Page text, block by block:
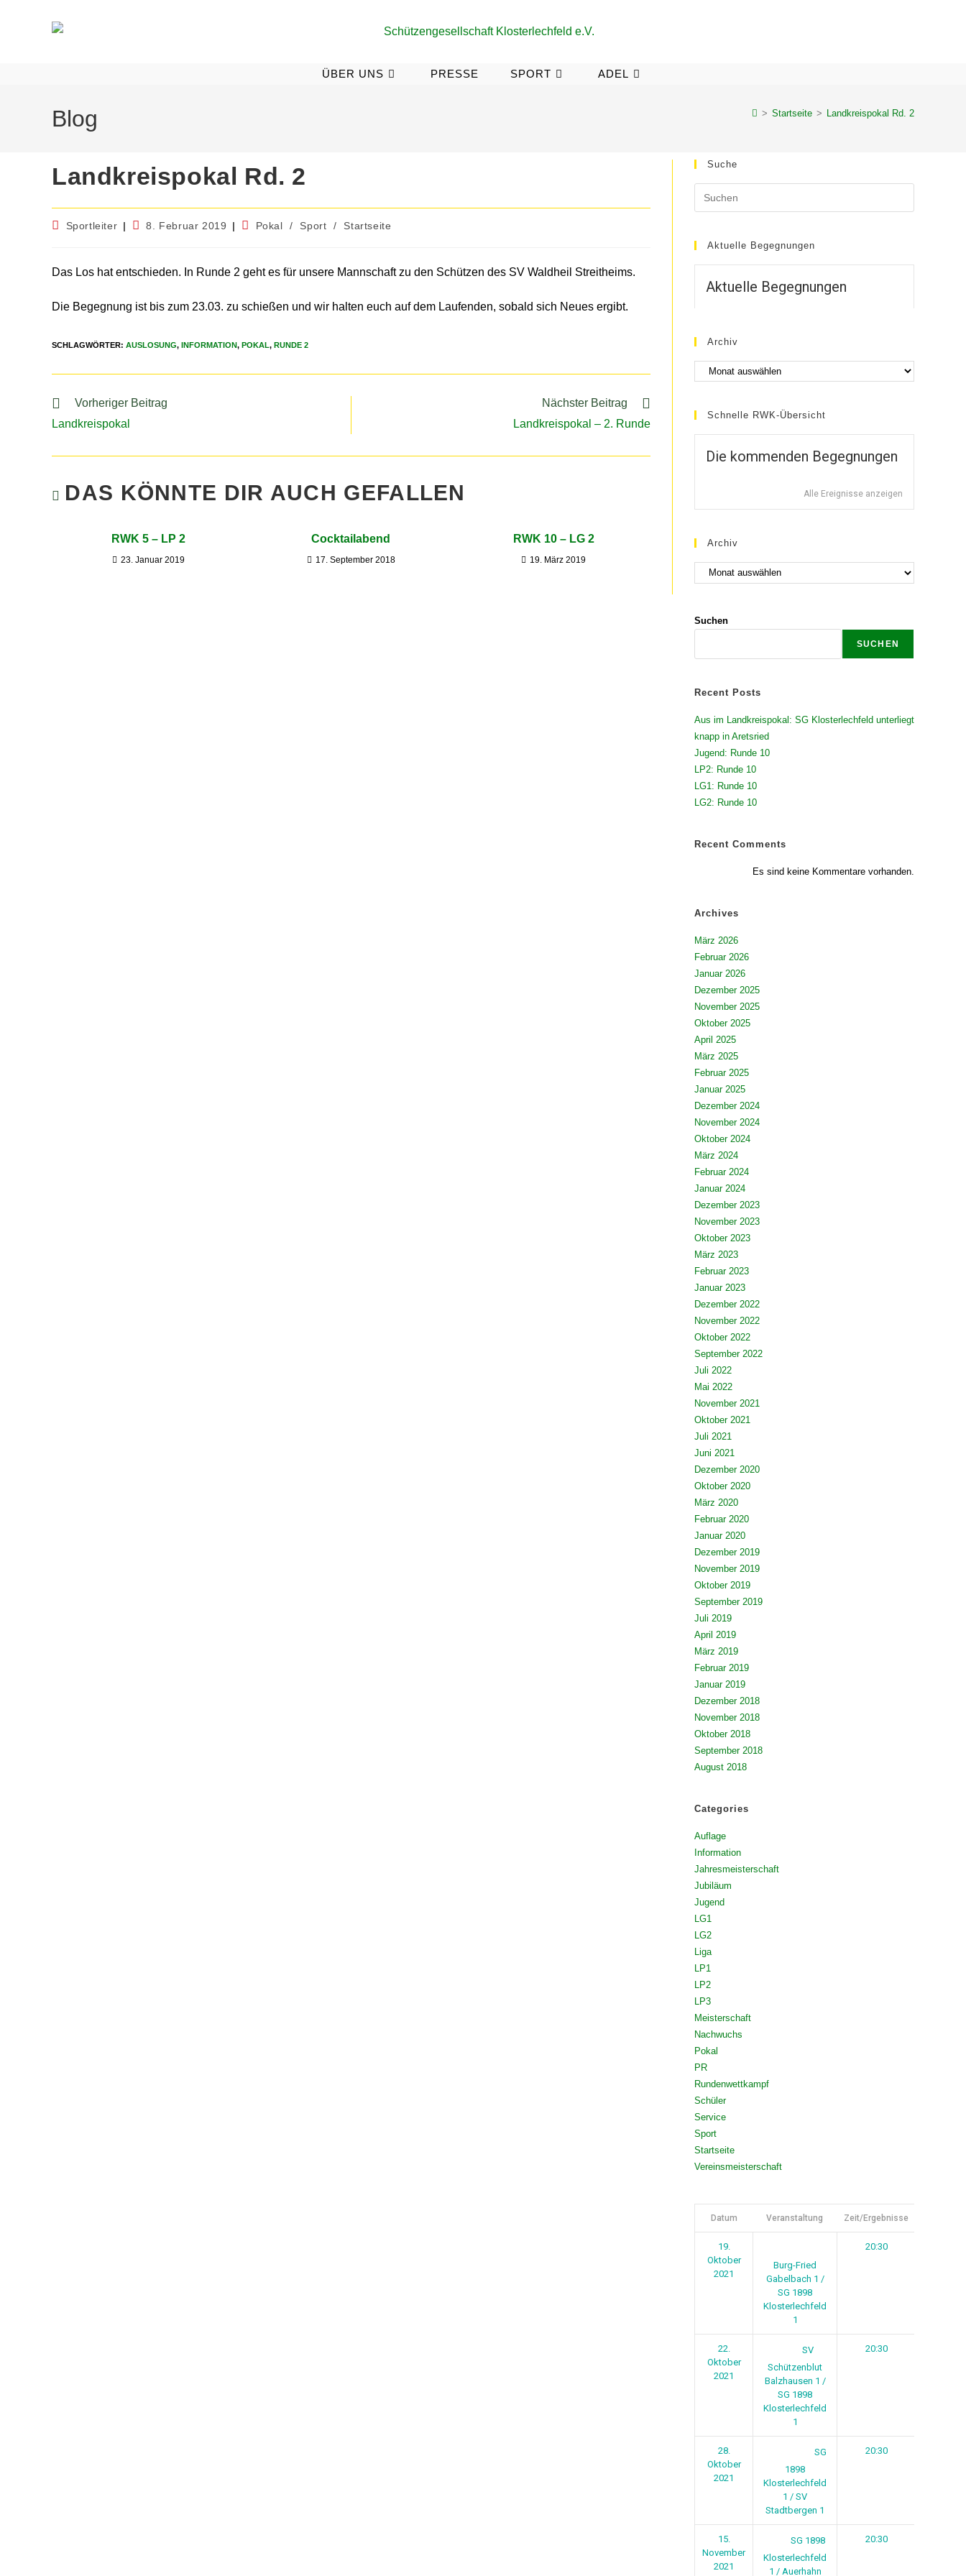
ÜBER UNS PRESSE SPORT ADEL
Blog > Startseite > Landkreispokal Rd. 2
Landkreispokal Rd. 2
Sportleiter 8. Februar 2019 Pokal / Sport / Startseite
Das Los hat entschieden. In Runde 2 geht es für unsere Mannschaft zu den Schützen des SV Waldheil Streitheims.
Die Begegnung ist bis zum 23.03. zu schießen und wir halten euch auf dem Laufenden, sobald sich Neues ergibt.
SCHLAGWÖRTER: AUSLOSUNG, INFORMATION, POKAL, RUNDE 2
Vorheriger Beitrag
Landkreispokal
Nächster Beitrag
Landkreispokal – 2. Runde
DAS KÖNNTE DIR AUCH GEFALLEN
RWK 5 – LP 2
23. Januar 2019
Cocktailabend
17. September 2018
RWK 10 – LG 2
19. März 2019
Suche
Aktuelle Begegnungen
Aktuelle Begegnungen
Archiv
Schnelle RWK-Übersicht
Die kommenden Begegnungen
Alle Ereignisse anzeigen
Archiv
Suchen
SUCHEN
Recent Posts
Aus im Landkreispokal: SG Klosterlechfeld unterliegt
knapp in Aretsried
Jugend: Runde 10
LP2: Runde 10
LG1: Runde 10
LG2: Runde 10
Recent Comments
Es sind keine Kommentare vorhanden.
Archives
März 2026
Februar 2026
Januar 2026
Dezember 2025
November 2025
Oktober 2025
April 2025
März 2025
Februar 2025
Januar 2025
Dezember 2024
November 2024
Oktober 2024
März 2024
Februar 2024
Januar 2024
Dezember 2023
November 2023
Oktober 2023
März 2023
Februar 2023
Januar 2023
Dezember 2022
November 2022
Oktober 2022
September 2022
Juli 2022
Mai 2022
November 2021
Oktober 2021
Juli 2021
Juni 2021
Dezember 2020
Oktober 2020
März 2020
Februar 2020
Januar 2020
Dezember 2019
November 2019
Oktober 2019
September 2019
Juli 2019
April 2019
März 2019
Februar 2019
Januar 2019
Dezember 2018
November 2018
Oktober 2018
September 2018
August 2018
Categories
Auflage
Information
Jahresmeisterschaft
Jubiläum
Jugend
LG1
LG2
Liga
LP1
LP2
LP3
Meisterschaft
Nachwuchs
Pokal
PR
Rundenwettkampf
Schüler
Service
Sport
Startseite
Vereinsmeisterschaft
Datum Veranstaltung Zeit/Ergebnisse
19.
Oktober
2021
Burg-Fried
Gabelbach 1 /
SG 1898
Klosterlechfeld
1
20:30
22.
Oktober
2021
SV
Schützenblut
Balzhausen 1 /
SG 1898
Klosterlechfeld
1
20:30
28.
Oktober
2021
SG
1898
Klosterlechfeld
1 / SV
Stadtbergen 1
20:30
15.
November
2021
SG 1898
Klosterlechfeld
1 / Auerhahn
20:30